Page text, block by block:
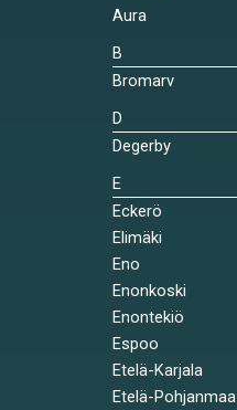
Aura
B
Bromarv
D
Degerby
E
Eckerö
Elimäki
Eno
Enonkoski
Enontekiö
Espoo
Etelä-Karjala
Etelä-Pohjanmaa